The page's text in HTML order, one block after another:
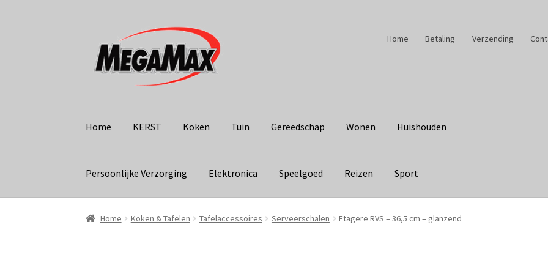
door
naar
naar
Home Betaling Verzending
Home KERST Koken Tuin Gereedschap Wonen Huishouden
Persoonlijke Verzorging Elektronica Speelgoed Reizen Sport
Home Koken & Tafelen Tafelaccessoires Serveerschalen Etagere RVS – 36,5 cm – glanzend